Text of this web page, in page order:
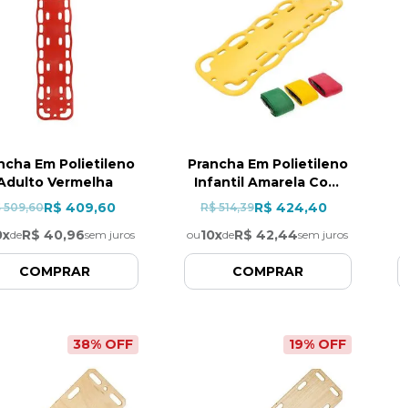
Em Polietileno
Vermelha
509,60R$ 409,60
xdeR$ 40,96sem juros
COMPRAR
Prancha Em Polietileno
Infantil Amarela Com
Cinto
R$ 514,39R$ 424,40
ou10xdeR$ 42,44sem juros
COMPRAR
38% OFF 19% OFF